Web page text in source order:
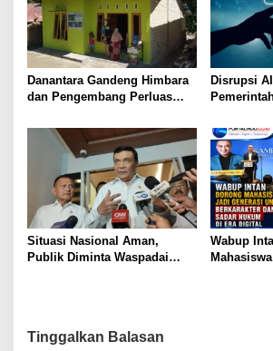
Danantara Gandeng Himbara
dan Pengembang Perluas
Muda
Disrupsi
Konten
Situasi Nasional Aman,
Publik Diminta Waspadai
Wabup
Tinggalkan Balasan